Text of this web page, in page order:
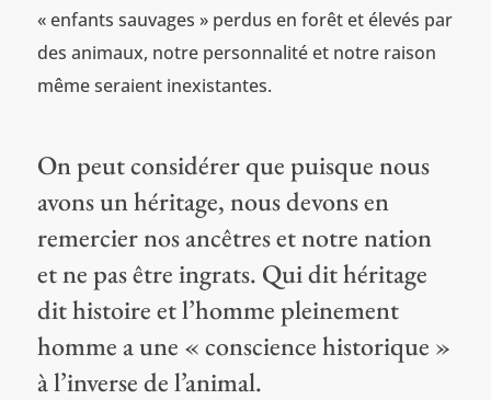
« enfants sauvages » perdus en forêt et élevés par
des animaux, notre personnalité et notre raison
même seraient inexistantes.
On peut considérer que puisque nous
avons un héritage, nous devons en
remercier nos ancêtres et notre nation
et ne pas être ingrats. Qui dit héritage
dit histoire et l’homme pleinement
homme a une « conscience historique »
à l’inverse de l’animal.